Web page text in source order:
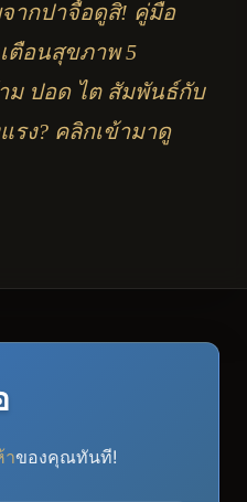
ากปาจื้อดูสิ! คู่มือ
อนสุขภาพ 5
ม ปอด ไต สัมพันธ์กับ
รง? คลิกเข้ามาดู
าของคุณทันที!